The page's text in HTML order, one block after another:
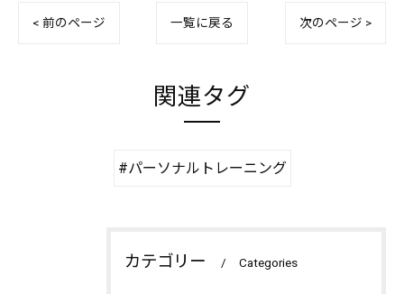
< 前のページ 一覧に戻る 次のページ >
関連タグ
#パーソナルトレーニング
カテゴリー Categories